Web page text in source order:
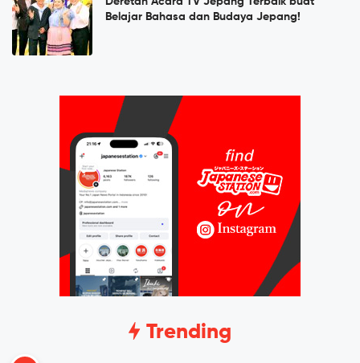
Belajar Bahasa dan Budaya Jepang!
Trending